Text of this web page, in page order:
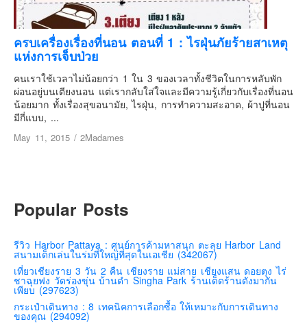
โครเอเชีย
สโลเวเนีย
มอนเตรเนโกร
บอสเนียและเฮอร์เซโกวีน่า
ญี่ปุ่น
คันโต-โตเกียวและรอบๆ
คันไซ-โอซาก้า เกียวโต
ฮอกไกโด
สิงคโปร์
จีน
มาเลเชีย
เวียดนาม
ครบเครื่องเรื่องที่นอน ตอนที่ 1 : ไรฝุ่นภัยร้ายสาเหตุ
แห่งการเจ็บป่วย
คนเราใช้เวลาไม่น้อยกว่า 1 ใน 3 ของเวลาทั้งชีวิตในการหลับพัก
ผ่อนอยู่บนเตียงนอน แต่เรากลับใส่ใจและมีความรู้เกี่ยวกับเรื่องที่นอน
น้อยมาก ทั้งเรื่องสุขอนามัย, ไรฝุ่น, การทำความสะอาด, ผ้าปูที่นอน
มีกี่แบบ, ...
May 11, 2015 / 2Madames
Popular Posts
รีวิว Harbor Pattaya : ศูนย์การค้ามหาสนุก ตะลุย Harbor Land
สนามเด็กเล่นในร่มที่ใหญ่ที่สุดในเอเชีย (342067)
เที่ยวเชียงราย 3 วัน 2 คืน เชียงราย แม่สาย เชียงแสน ดอยตุง ไร่
ชาฉุยฟง วัดร่องขุ่น บ้านดำ Singha Park ร้านเด็ดร้านดังมากัน
เพียบ (297623)
กระเป๋าเดินทาง : 8 เทคนิคการเลือกซื้อ ให้เหมาะกับการเดินทาง
ของคุณ (294092)